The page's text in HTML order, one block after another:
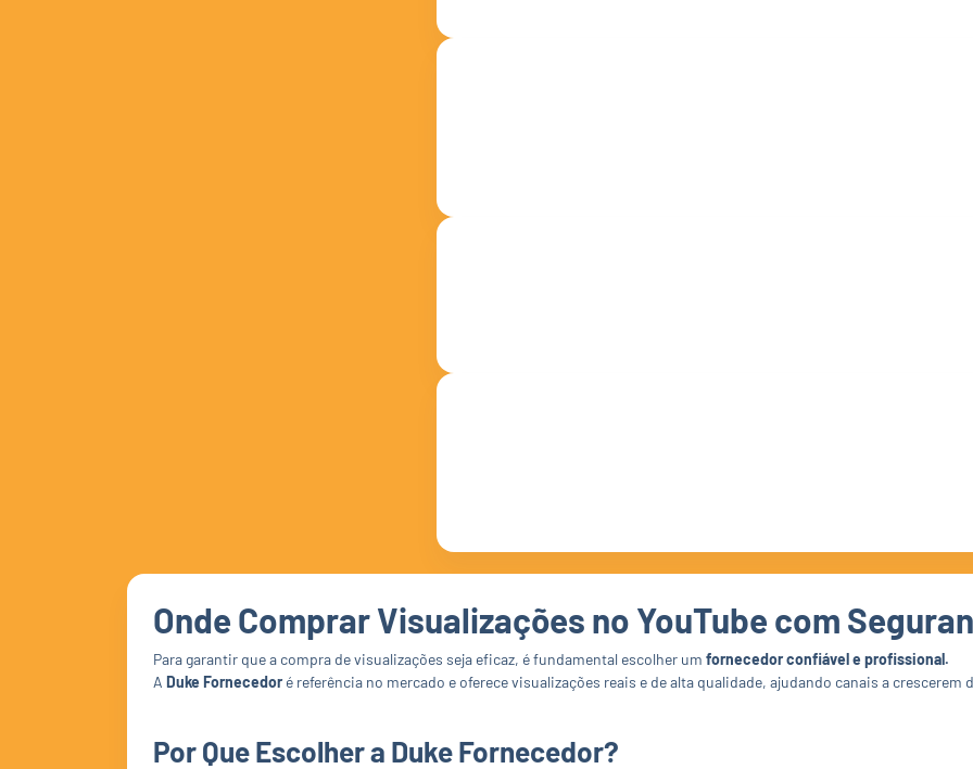
Onde Comprar Visualizações no YouTube com
Para garantir que a compra de visualizações seja eficaz, é fundamental escolher um fornecedor confiável e profissional.
A Duke Fornecedor é referência no mercado e oferece visualizações reais e de alta qualidade, ajudando canais a crescerem
Por Que Escolher a Duke Fornecedor?